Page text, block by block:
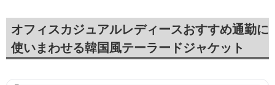
オフィスカジュアルレディースおすすめ通勤に
使いまわせる韓国風テーラードジャケット